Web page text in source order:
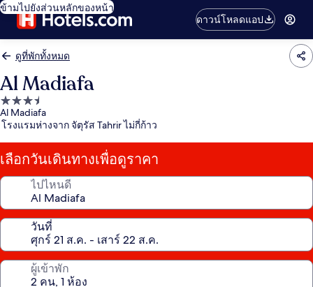
ข้ามไปยังส่วนหลักของหน้า
ดาวน์โหลดแอป
ดูที่พักทั้งหมด
Al Madiafa
ที่พัก
3.5
Al Madiafa
โรงแรมห่างจาก จัตุรัส Tahrir ไม่กี่ก้าว
เลือกวันเดินทางเพื่อดูราคา
ไปไหนดี
วันที่
ผู้เข้าพัก